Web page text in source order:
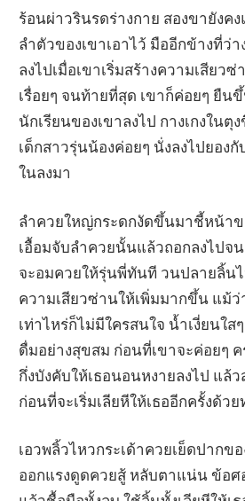
ร้อนผ่าวรินรดร่างกาย สองขายังค
ลำตัวของเขาเอาไว้ มืออีกข้างที่ว่
ลงไปเมื่อเขาเริ่มสร้างความเสียว
เรื่อยๆ จนท้ายที่สุด เขาก็ค่อยๆ ยืน
นักเรียนของเขาลงไป กางเกงในตุ
เด็กสาวรุ่นน้องค่อยๆ นั่งลงไปยองกั
ในลงมา
ลำควยใหญ่กระดกงัดขึ้นมาชี้หน้าข
เอื้อมจับลำควยนั้นแล้วถอกลงไปจ
จะอมควยให้รุ่นพี่ทันที วนปลายลิ้น
ความเสียวซ่านให้เพิ่มมากขึ้น แม้ว่
เท่าไหร่ก็ไม่มีใครสนใจ น้ำเงี่ยนใส
ดื่มอย่างสุขสม ก่อนที่เขาจะค่อยๆ ค
กึ่งบังคับให้เธอนอนหงายลงไป แล้
ก่อนที่จะเริ่มเลียหีให้เธออีกครั้งด้วย
เอวพลิ้วไหวกระเด้าควยเย็ดปากข
ออกแรงดูดควยสู้ หลับตาแน่น ข้อศ